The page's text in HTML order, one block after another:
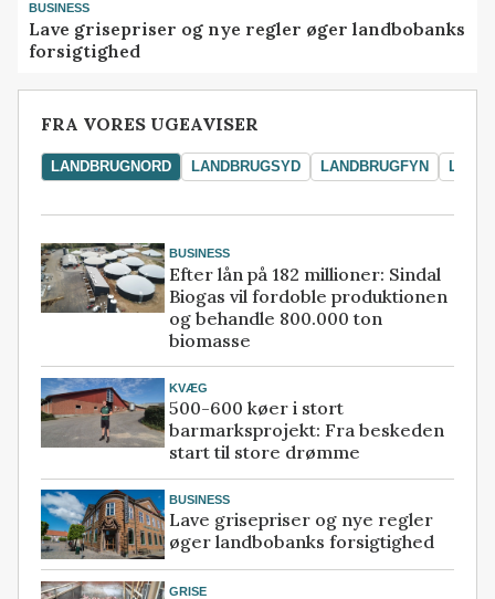
BUSINESS
Lave grisepriser og nye regler øger landbobanks
forsigtighed
FRA VORES UGEAVISER
LANDBRUGNORD LANDBRUGSYD LANDBRUGFYN
BUSINESS
Efter lån på 182 millioner: Sindal
Biogas vil fordoble produktionen
og behandle 800.000 ton
biomasse
KVÆG
500-600 køer i stort
barmarksprojekt: Fra beskeden
start til store drømme
BUSINESS
Lave grisepriser og nye regler
øger landbobanks forsigtighed
GRISE